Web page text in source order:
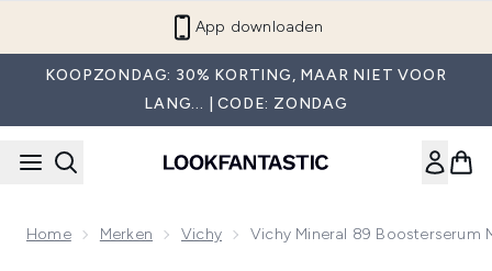
App downloaden
KOOPZONDAG: 30% KORTING, MAAR NIET VOOR
LANG... | CODE: ZONDAG
Home Merken Vichy Vichy Mineral 89 Boosterserum